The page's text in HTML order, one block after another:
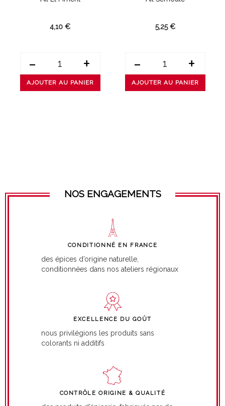
4,10 €
- +
AJOUTER AU PANIER
5,25 €
- +
AJOUTER AU PANIER
NOS ENGAGEMENTS
CONDITIONNÉ EN FRANCE
des épices d’origine naturelle,
conditionnées dans nos ateliers régionaux
EXCELLENCE DU GOÛT
nous privilégions les produits sans
colorants ni additifs
CONTRÔLE ORIGINE & QUALITÉ